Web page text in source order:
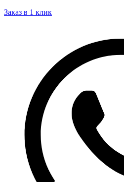
Заказ в 1 клик